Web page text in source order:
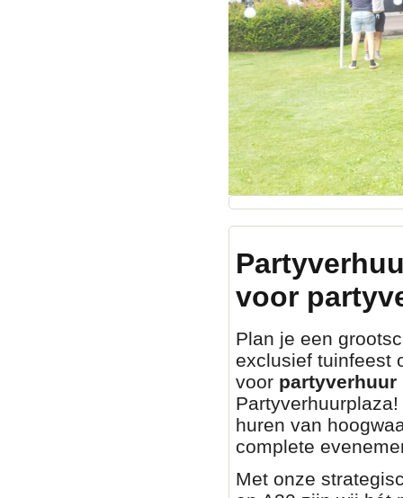
voor
Plan je een
exclusief tuinfeest
voor partyverhuur
huren van
complete
Met onze